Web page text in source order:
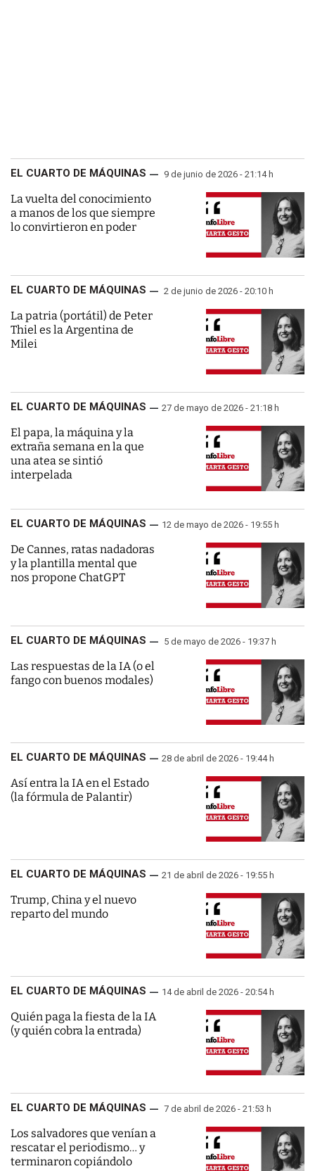
EL CUARTO DE MÁQUINAS 9 de junio de 2026 - 21:14 h
La vuelta del conocimiento
a manos de los que siempre
lo convirtieron en poder
EL CUARTO DE MÁQUINAS 2 de junio de 2026 - 20:10 h
La patria (portátil) de Peter
Thiel es la Argentina de
Milei
EL CUARTO DE MÁQUINAS 27 de mayo de 2026 - 21:18 h
El papa, la máquina y la
extraña semana en la que
una atea se sintió
interpelada
EL CUARTO DE MÁQUINAS 12 de mayo de 2026 - 19:55 h
De Cannes, ratas nadadoras
y la plantilla mental que
nos propone ChatGPT
EL CUARTO DE MÁQUINAS 5 de mayo de 2026 - 19:37 h
Las respuestas de la IA (o el
fango con buenos modales)
EL CUARTO DE MÁQUINAS 28 de abril de 2026 - 19:44 h
Así entra la IA en el Estado
(la fórmula de Palantir)
EL CUARTO DE MÁQUINAS 21 de abril de 2026 - 19:55 h
Trump, China y el nuevo
reparto del mundo
EL CUARTO DE MÁQUINAS 14 de abril de 2026 - 20:54 h
Quién paga la fiesta de la IA
(y quién cobra la entrada)
EL CUARTO DE MÁQUINAS 7 de abril de 2026 - 21:53 h
Los salvadores que venían a
rescatar el periodismo… y
terminaron copiándolo